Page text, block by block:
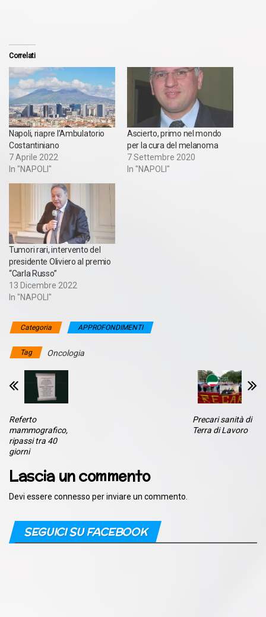
Correlati
Napoli, riapre l’Ambulatorio
Costantiniano
7 Aprile 2022
In "NAPOLI"
Ascierto, primo nel mondo
per la cura del melanoma
7 Settembre 2020
In "NAPOLI"
Tumori rari, intervento del
presidente Oliviero al premio
“Carla Russo”
13 Dicembre 2022
In "NAPOLI"
Categoria APPROFONDIMENTI
Tag Oncologia
Referto
mammografico,
ripassi tra 40
giorni
Precari sanità di
Terra di Lavoro
Lascia un commento
Devi essere connesso per inviare un commento.
SEGUICI SU FACEBOOK